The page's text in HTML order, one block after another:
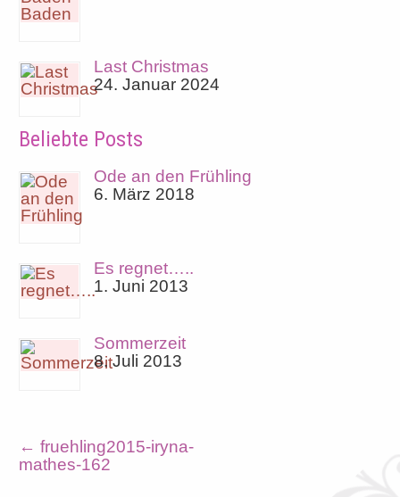
Last Christmas
24. Januar 2024
Beliebte Posts
Ode an den Frühling
6. März 2018
Es regnet…..
1. Juni 2013
Sommerzeit
8. Juli 2013
← fruehling2015-iryna-
mathes-162